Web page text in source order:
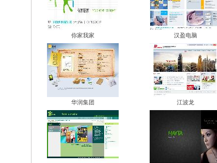
你家我家 汉盈电脑
华润集团 江波龙